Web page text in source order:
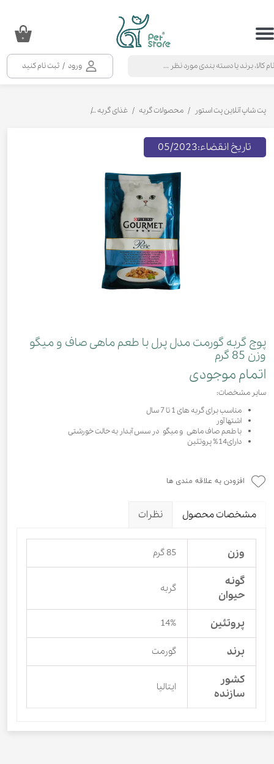
ورود / ثبت نام کنید
حساب کاربری من
خروج از حساب کاربری
۰
پت شاپ آنلاین پت استور محصولات گربه غذای گربه
پوچ گربه گورمت مدل پرل با طعم ماهی صاف و میگو
وزن 85 گرم
اتمام موجودی
سایر مشخصات:
مناسب برای گربه های 1 تا 7 سال
اشتها آور
با طعم صاف ماهی و میگو در سس آبدار به حالت خورشتی
دارای14% پروتئین
تاریخ انقضاء:05/2023
افزودن به علاقه مندی ها
مشخصات محصول نظرات
وزن 85 گرم
گونه
حیوان
گربه
پروتئین 14%
برند گورمت
کشور
سازنده
ایتالیا